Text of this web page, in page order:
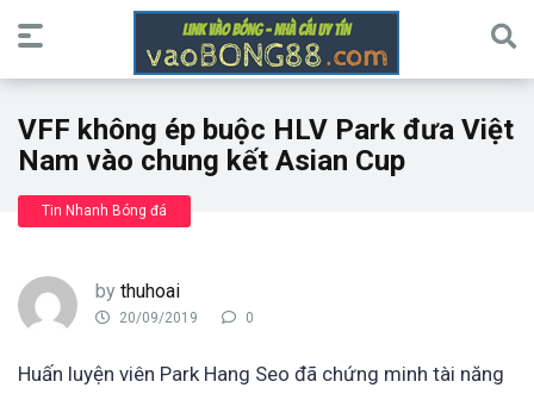
VFF không ép buộc HLV Park đưa Việt
Nam vào chung kết Asian Cup
Tin Nhanh Bóng đá
by thuhoai
20/09/2019 0
Huấn luyện viên Park Hang Seo đã chứng minh tài năng